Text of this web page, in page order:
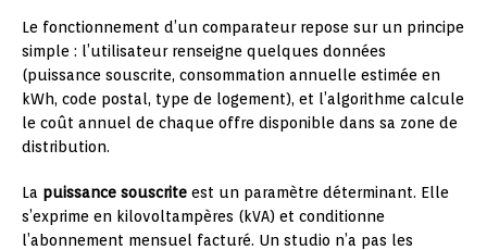
Le fonctionnement d’un comparateur repose sur un principe
simple : l’utilisateur renseigne quelques données
(puissance souscrite, consommation annuelle estimée en
kWh, code postal, type de logement), et l’algorithme calcule
le coût annuel de chaque offre disponible dans sa zone de
distribution.
La puissance souscrite est un paramètre déterminant. Elle
s’exprime en kilovoltampères (kVA) et conditionne
l’abonnement mensuel facturé. Un studio n’a pas les